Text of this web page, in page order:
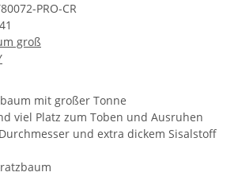
PRO-CR
groß
mit großer Tonne
viel Platz zum Toben und Ausruhen
und extra dickem Sisalstoff